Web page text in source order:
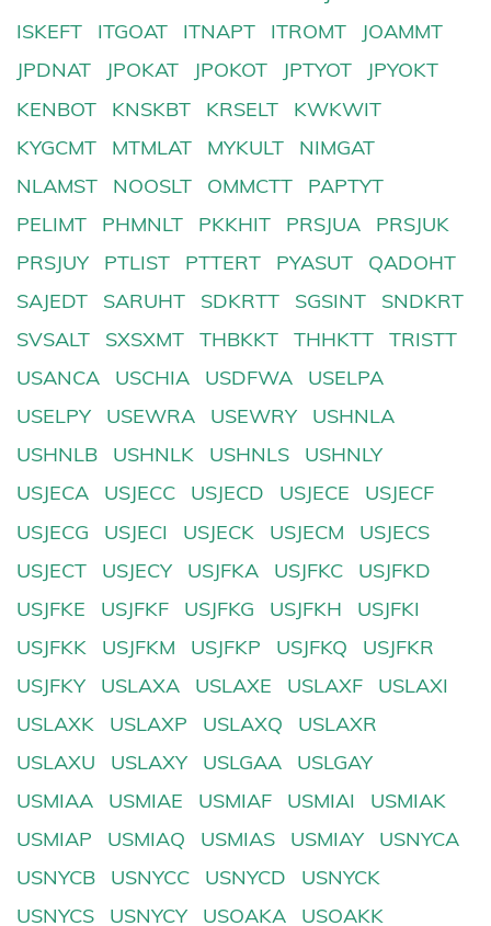
ISKEFT
ITGOAT ITNAPT ITROMT
JOAMMT
JPDNAT
JPOKAT JPOKOT JPTYOT
JPYOKT
KENBOT
KNSKBT KRSELT
KWKWIT
KYGCMT
MTMLAT MYKULT
NIMGAT
NLAMST
NOOSLT OMMCTT
PAPTYT
PELIMT
PHMNLT PKKHIT PRSJUA
PRSJUK
PRSJUY
PTLIST PTTERT PYASUT
QADOHT
SAJEDT
SARUHT SDKRTT SGSINT
SNDKRT
SVSALT
SXSXMT THBKKT THHKTT
TRISTT
USANCA
USCHIA USDFWA
USELPA
USELPY
USEWRA USEWRY
USHNLA
USHNLB
USHNLK USHNLS
USHNLY
USJECA
USJECC USJECD USJECE
USJECF
USJECG
USJECI USJECK USJECM
USJECS
USJECT
USJECY USJFKA USJFKC
USJFKD
USJFKE
USJFKF USJFKG USJFKH
USJFKI
USJFKK
USJFKM USJFKP USJFKQ
USJFKR
USJFKY
USLAXA USLAXE USLAXF
USLAXI
USLAXK
USLAXP USLAXQ
USLAXR
USLAXU
USLAXY USLGAA
USLGAY
USMIAA
USMIAE USMIAF USMIAI
USMIAK
USMIAP
USMIAQ USMIAS USMIAY
USNYCA
USNYCB
USNYCC USNYCD
USNYCK
USNYCS
USNYCY USOAKA
USOAKK